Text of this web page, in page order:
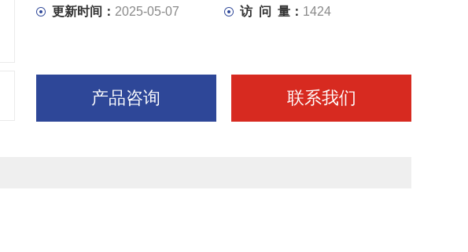
更新时间： 2025-05-07 访 问 量： 1424
产品咨询 联系我们